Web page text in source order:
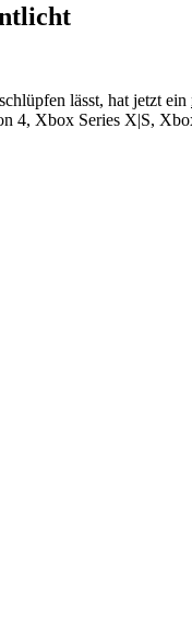
lässt, hat jetzt ein
4, Xbox Series X|S,